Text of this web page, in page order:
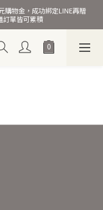
購物金，成功綁定LINE再贈
訂單皆可累積